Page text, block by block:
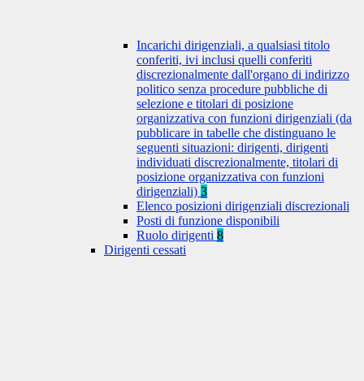
Incarichi dirigenziali, a qualsiasi titolo
conferiti, ivi inclusi quelli conferiti
discrezionalmente dall'organo di indirizzo
politico senza procedure pubbliche di
selezione e titolari di posizione
organizzativa con funzioni dirigenziali (da
pubblicare in tabelle che distinguano le
seguenti situazioni: dirigenti, dirigenti
individuati discrezionalmente, titolari di
posizione organizzativa con funzioni
dirigenziali) 3
Elenco posizioni dirigenziali discrezionali
Posti di funzione disponibili
Ruolo dirigenti 8
Dirigenti cessati